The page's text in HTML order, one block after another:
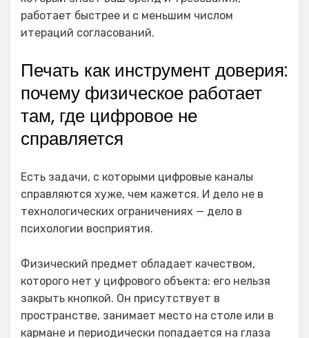
работает быстрее и с меньшим числом
итераций согласований.
Печать как инструмент доверия:
почему физическое работает
там, где цифровое не
справляется
Есть задачи, с которыми цифровые каналы
справляются хуже, чем кажется. И дело не в
технологических ограничениях — дело в
психологии восприятия.
Физический предмет обладает качеством,
которого нет у цифрового объекта: его нельзя
закрыть кнопкой. Он присутствует в
пространстве, занимает место на столе или в
кармане и периодически попадается на глаза